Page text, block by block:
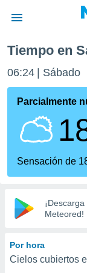
de
ha sido
que se
calidad.
a este
las
y
digital
basada
Tiempo en
06:24 Sábado
Parcialmente
Sensación de
¡Descarga
Meteored!
Por hora
Cielos cubiertos